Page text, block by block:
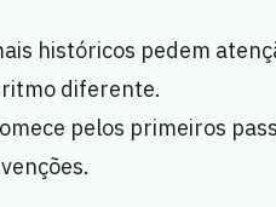
históricos pedem
diferente.
pelos primeiros